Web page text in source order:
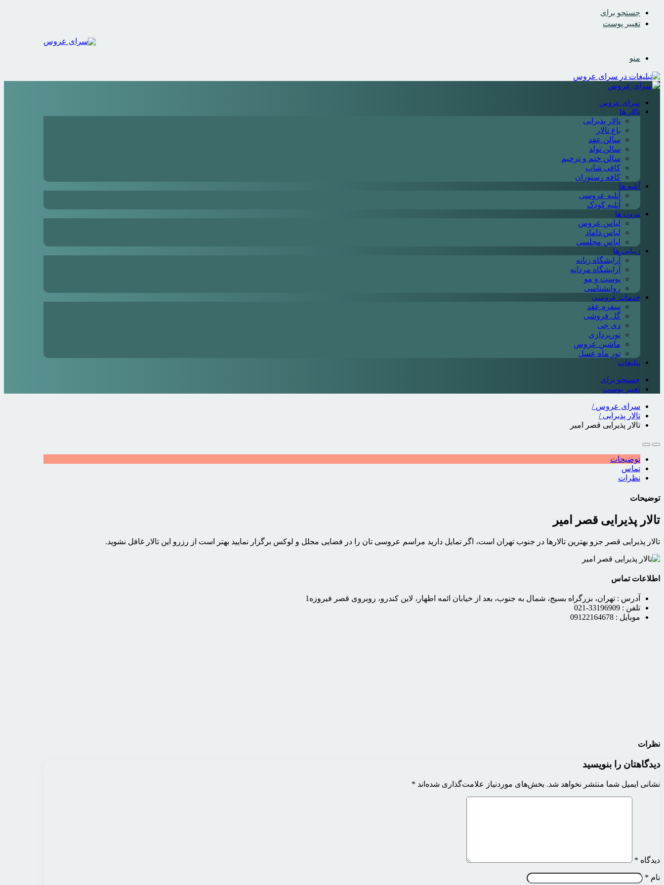
جستجو برای
تغییر پوست
منو
سرای عروس
تالار ها
تالار پذیرایی
باغ تالار
سالن عقد
سالن تولد
سالن ختم و ترحیم
کافی شاپ
کافه رستوران
آتلیه ها
آتلیه عروسی
آتلیه کودک
مزون ها
لباس عروس
لباس داماد
لباس مجلسی
زیبایی ها
آرایشگاه زنانه
آرایشگاه مردانه
پوست و مو
روانشناسی
خدمات عروسی
سفره عقد
گل فروشی
دی جی
نورپردازی
ماشین عروس
تور ماه عسل
تبلیغات
جستجو برای
تغییر پوست
سرای عروس /
تالار پذیرایی /
تالار پذیرایی قصر امیر
توضیحات
تماس
نظرات
توضیحات
تالار پذیرایی قصر امیر
تالار پذیرایی قصر جزو بهترین تالارها در جنوب تهران است، اگر تمایل دارید مراسم عروسی تان را در فضایی مجلل و لوکس برگزار نمایید بهتر است از رزرو این تالار غافل نشوید.
اطلاعات تماس
آدرس : تهران، بزرگراه بسیج، شمال به جنوب، بعد از خیابان ائمه اطهار، لاین کندرو، روبروی قصر فیروزه1
تلفن : 33196909-021
موبایل : 09122164678
نظرات
دیدگاهتان را بنویسید
نشانی ایمیل شما منتشر نخواهد شد. بخش‌های موردنیاز علامت‌گذاری شده‌اند *
دیدگاه *
نام *